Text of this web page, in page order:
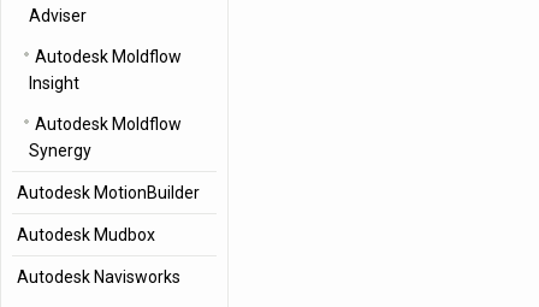
Adviser
Autodesk Moldflow
Insight
Autodesk Moldflow
Synergy
Autodesk MotionBuilder
Autodesk Mudbox
Autodesk Navisworks